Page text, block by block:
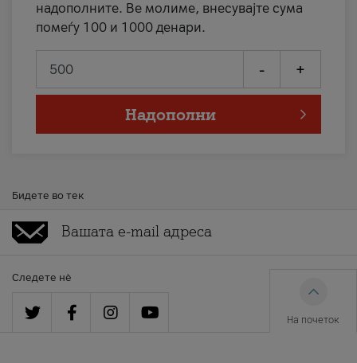
надополните. Ве молиме, внесувајте сума
помеѓу 100 и 1000 денари.
- +
Надополни
Бидете во тек
Следете нè
На почеток